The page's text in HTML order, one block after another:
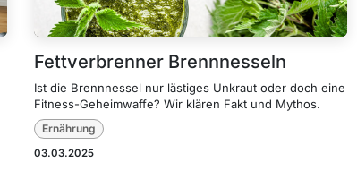
Fettverbrenner Brennnesseln
Ist die Brennnessel nur lästiges Unkraut oder doch eine
Fitness-Geheimwaffe? Wir klären Fakt und Mythos.
Ernährung
03.03.2025